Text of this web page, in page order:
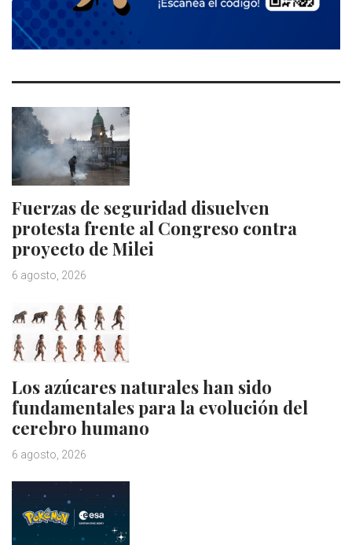
Fuerzas de seguridad disuelven
protesta frente al Congreso contra
proyecto de Milei
6 agosto, 2026
Los azúcares naturales han sido
fundamentales para la evolución del
cerebro humano
6 agosto, 2026